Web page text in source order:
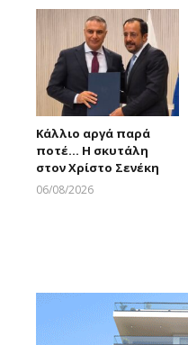
Κάλλιο αργά παρά
ποτέ… Η σκυτάλη
στον Χρίστο Σενέκη
06/08/2026